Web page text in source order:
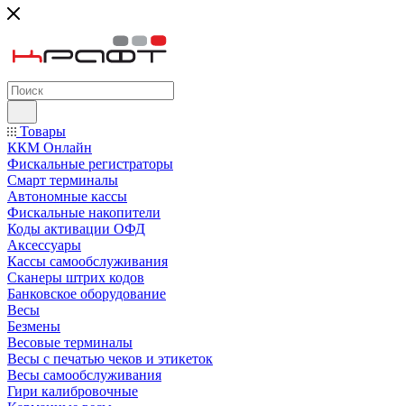
Товары
ККМ Онлайн
Фискальные регистраторы
Смарт терминалы
Автономные кассы
Фискальные накопители
Коды активации ОФД
Аксессуары
Кассы самообслуживания
Сканеры штрих кодов
Банковское оборудование
Весы
Безмены
Весовые терминалы
Весы с печатью чеков и этикеток
Весы самообслуживания
Гири калибровочные